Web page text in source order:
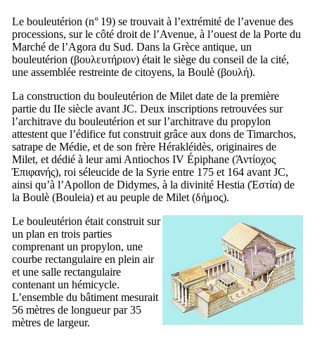
Le bouleutérion (n° 19) se trouvait à l’extrémité de l’avenue des
processions, sur le côté droit de l’Avenue, à l’ouest de la Porte du
Marché de l’Agora du Sud. Dans la Grèce antique, un
bouleutérion (βουλευτήριον) était le siège du conseil de la cité,
une assemblée restreinte de citoyens, la Boulè (βουλή).
La construction du bouleutérion de Milet date de la première
partie du IIe siècle avant JC. Deux inscriptions retrouvées sur
l’architrave du bouleutérion et sur l’architrave du propylon
attestent que l’édifice fut construit grâce aux dons de Timarchos,
satrape de Médie, et de son frère Hérakléidès, originaires de
Milet, et dédié à leur ami Antiochos IV Épiphane (Άντίoχoς
Έπιφανής), roi séleucide de la Syrie entre 175 et 164 avant JC,
ainsi qu’à l’Apollon de Didymes, à la divinité Hestia (Έστία) de
la Boulè (Bouleia) et au peuple de Milet (δήμος).
Le bouleutérion était construit sur
un plan en trois parties
comprenant un propylon, une
courbe rectangulaire en plein air
et une salle rectangulaire
contenant un hémicycle.
L’ensemble du bâtiment mesurait
56 mètres de longueur par 35
mètres de largeur.